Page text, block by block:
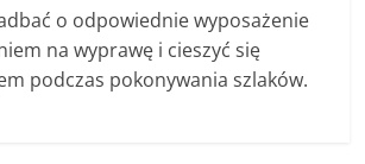
o odpowiednie wyposażenie
na wyprawę i cieszyć się
podczas pokonywania szlaków.